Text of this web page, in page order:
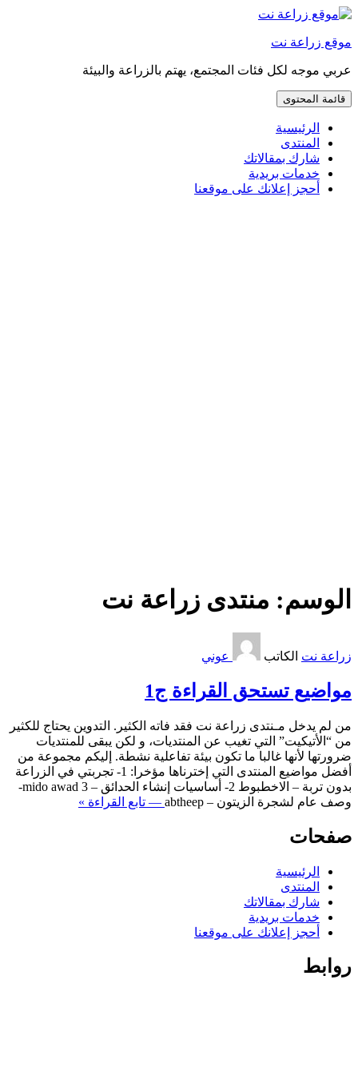
إذهب
إلى
موقع زراعة نت
عربي موجه لكل فئات المجتمع، يهتم بالزراعة والبيئة
قائمة المحتوى
الرئيسية
المنتدى
شارك بمقالاتك
خدمات بريدية
أحجز إعلانك على موقعنا
الوسم: منتدى زراعة نت
زراعة نت الكاتب عوني
مواضيع تستحق القراءة ج1
من لم يدخل مـنتدى زراعة نت فقد فاته الكثير. التدوين يحتاج للكثير
من “الأتيكيت” التي تغيب عن المنتديات، و لكن يبقى للمنتديات
ضرورتها لأنها غالبا ما تكون بيئة تفاعلية نشطة. إليكم مجموعة من
أفضل مواضيع المنتدى التي إخترناها مؤخرا: 1- تجربتي في الزراعة
بدون تربة – الاخطبوط 2- أساسيات إنشاء الحدائق – mido awad 3-
وصف عام لشجرة الزيتون – abtheep
— تابع القراءة »
صفحات
الرئيسية
المنتدى
شارك بمقالاتك
خدمات بريدية
أحجز إعلانك على موقعنا
روابط